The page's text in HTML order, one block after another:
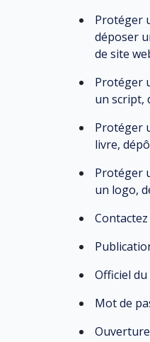
Protéger
déposer
de site
Protéger
un script,
Protéger
livre,
Protéger
un logo,
Officiel
Mot de